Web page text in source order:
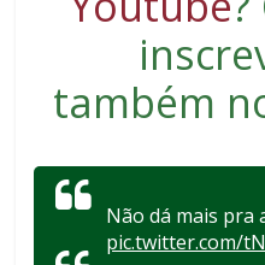
também
Não dá mais pra
pic.twitter.com/